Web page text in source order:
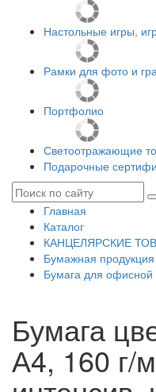
Настольные игры,
Рамки для фото и
Портфолио
Светоотражающие
Подарочные
Главная
Каталог
КАНЦЕЛЯРСКИЕ
Бумажная продукция
Бумага для офисной
Бумага
А4, 160 г/